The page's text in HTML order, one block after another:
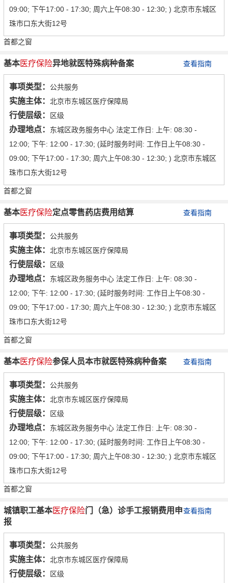
09:00; 下午17:00 - 17:30; 周六上午08:30 - 12:30; ) 北京市东城区
珠市口东大街12号
首都之窗
查看指南
基本医疗保险异地就医特殊病种备案
事项类型： 公共服务
实施主体： 北京市东城区医疗保障局
行使层级： 区级
办理地点： 东城区政务服务中心 法定工作日: 上午: 08:30 -
12:00; 下午: 12:00 - 17:30; (延时服务时间: 工作日上午08:30 -
09:00; 下午17:00 - 17:30; 周六上午08:30 - 12:30; ) 北京市东城区
珠市口东大街12号
首都之窗
查看指南
基本医疗保险定点零售药店费用结算
事项类型： 公共服务
实施主体： 北京市东城区医疗保障局
行使层级： 区级
办理地点： 东城区政务服务中心 法定工作日: 上午: 08:30 -
12:00; 下午: 12:00 - 17:30; (延时服务时间: 工作日上午08:30 -
09:00; 下午17:00 - 17:30; 周六上午08:30 - 12:30; ) 北京市东城区
珠市口东大街12号
首都之窗
查看指南
基本医疗保险参保人员本市就医特殊病种备案
事项类型： 公共服务
实施主体： 北京市东城区医疗保障局
行使层级： 区级
办理地点： 东城区政务服务中心 法定工作日: 上午: 08:30 -
12:00; 下午: 12:00 - 17:30; (延时服务时间: 工作日上午08:30 -
09:00; 下午17:00 - 17:30; 周六上午08:30 - 12:30; ) 北京市东城区
珠市口东大街12号
首都之窗
查看指南
城镇职工基本医疗保险门（急）诊手工报销费用申
报
事项类型： 公共服务
实施主体： 北京市东城区医疗保障局
行使层级： 区级